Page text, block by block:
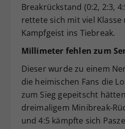
Breakrückstand (0:2, 2:3,
rettete sich mit viel
Kampfgeist ins Tiebreak.
Millimeter fehlen zum
Dieser wurde zu einem
die heimischen Fans die
zum Sieg gepeitscht
dreimaligem Minibreak-
und 4:5 kämpfte sich